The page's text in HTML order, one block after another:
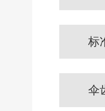
标
伞